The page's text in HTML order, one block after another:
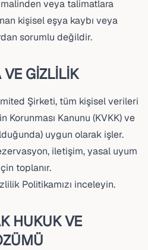
veya talimatlara
kişisel eşya kaybı veya
sorumlu değildir.
GİZLİLİK
Şirketi, tüm kişisel verileri
Korunması Kanunu (KVKK) ve
uygun olarak işler.
iletişim, yasal uyum
toplanır.
Politikamızı inceleyin.
HUKUK VE